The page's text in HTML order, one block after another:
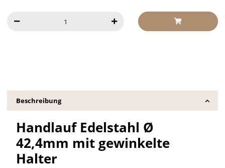
Beschreibung
Handlauf Edelstahl Ø
42,4mm mit gewinkelte
Halter